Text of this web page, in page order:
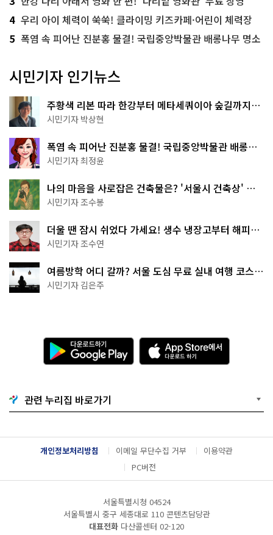
4 우리 아이 체력이 쑥쑥! 클라이밍 키즈카페·어린이 체력장
5 폭염 속 피어난 진분홍 물결! 국립중앙박물관 배롱나무 명소
시민기자 인기뉴스
주황색 리본 따라 한강부터 메타세쿼이아 숲길까지…
서울둘레길 15코스
시민기자 박상현
폭염 속 피어난 진분홍 물결! 국립중앙박물관 배롱나
무 명소
시민기자 최정윤
나의 마음을 사로잡은 건축물은? '서울시 건축상' 수
상작 공개!
시민기자 조수봉
더울 땐 잠시 쉬었다 가세요! 생수 냉장고부터 해피소
·무더위쉼터까지
시민기자 조수연
여름방학 어디 갈까? 서울 도심 무료 실내 여행 코스
추천
시민기자 김은주
다
운
로
기
G
o
g
l
e
A
p
p
e
서
다
운
관련 누리집 바로가기
개인정보처리방침 이메일 무단수집 거부
이용약관
PC버전
서울특별시청 04524
서울특별시 중구 세종대로 110 콘텐츠담당관
대표전화 다산콜센터 02-120